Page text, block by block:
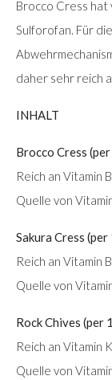
Brocco Cress hat
Sulforofan. Für
daher sehr reich
INHALT
Brocco Cress
Reich an Vitamin
Quelle von
Sakura Cress
Reich an Vitamin
Quelle von
Rock Chives (per
Reich an Vitamin
Quelle von